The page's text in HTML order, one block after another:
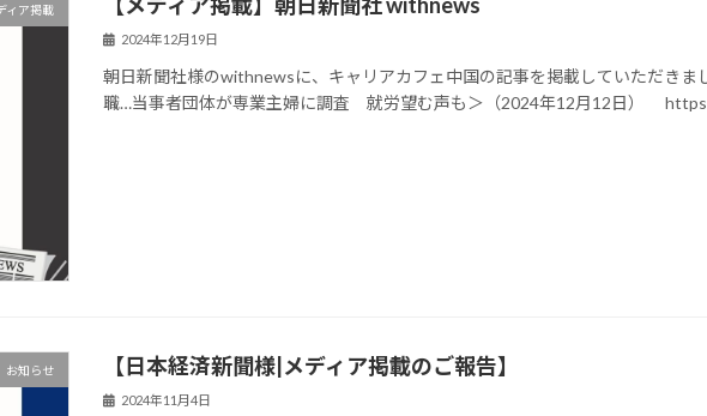
ィア掲載 【メディア掲載】朝日新聞社 withnews
2024年12月19日
朝日新聞社様のwithnewsに、キャリアカフェ中国の記事を掲載していただきま
職…当事者団体が専業主婦に調査 就労望む声も＞（2024年12月12日）
お知らせ 【日本経済新聞様|メディア掲載のご報告】
2024年11月4日